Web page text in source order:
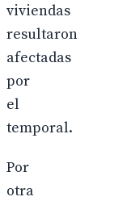
viviendas
resultaron
afectadas
por
el
temporal.
Por
otra